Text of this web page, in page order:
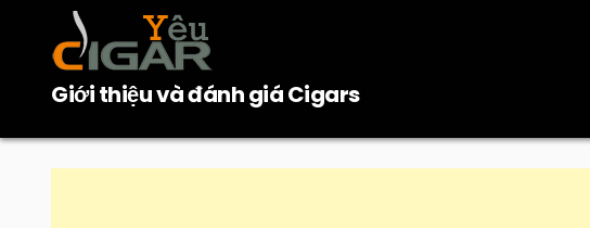
content
Giới thiệu và đánh giá Cigars